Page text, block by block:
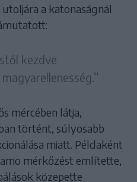
a katonaságnál
kezdve
mércében látja,
történt, súlyosabb
miatt. Példaként
mérkőzést említette,
közepette